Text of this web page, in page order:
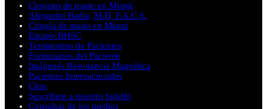
Cirujano de mano en Miami
Alejandro Badia, M.D, F.A.C.S.
Cirugía de mano en Miami
Equipo BHSC
Testimonios de Pacientes
Formularios del Paciente
Imágenes Resonancia Magnética
Pacientes Internacionales
Citas
Suscríbete a nuestro boletín
Consultas de los medios